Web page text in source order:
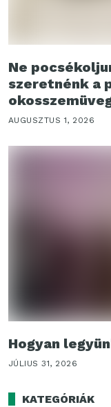
Ne
szeretnénk a
AUGUSZTUS 1, 2026
Hogyan
JÚLIUS 31, 2026
KATEGÓRIÁK